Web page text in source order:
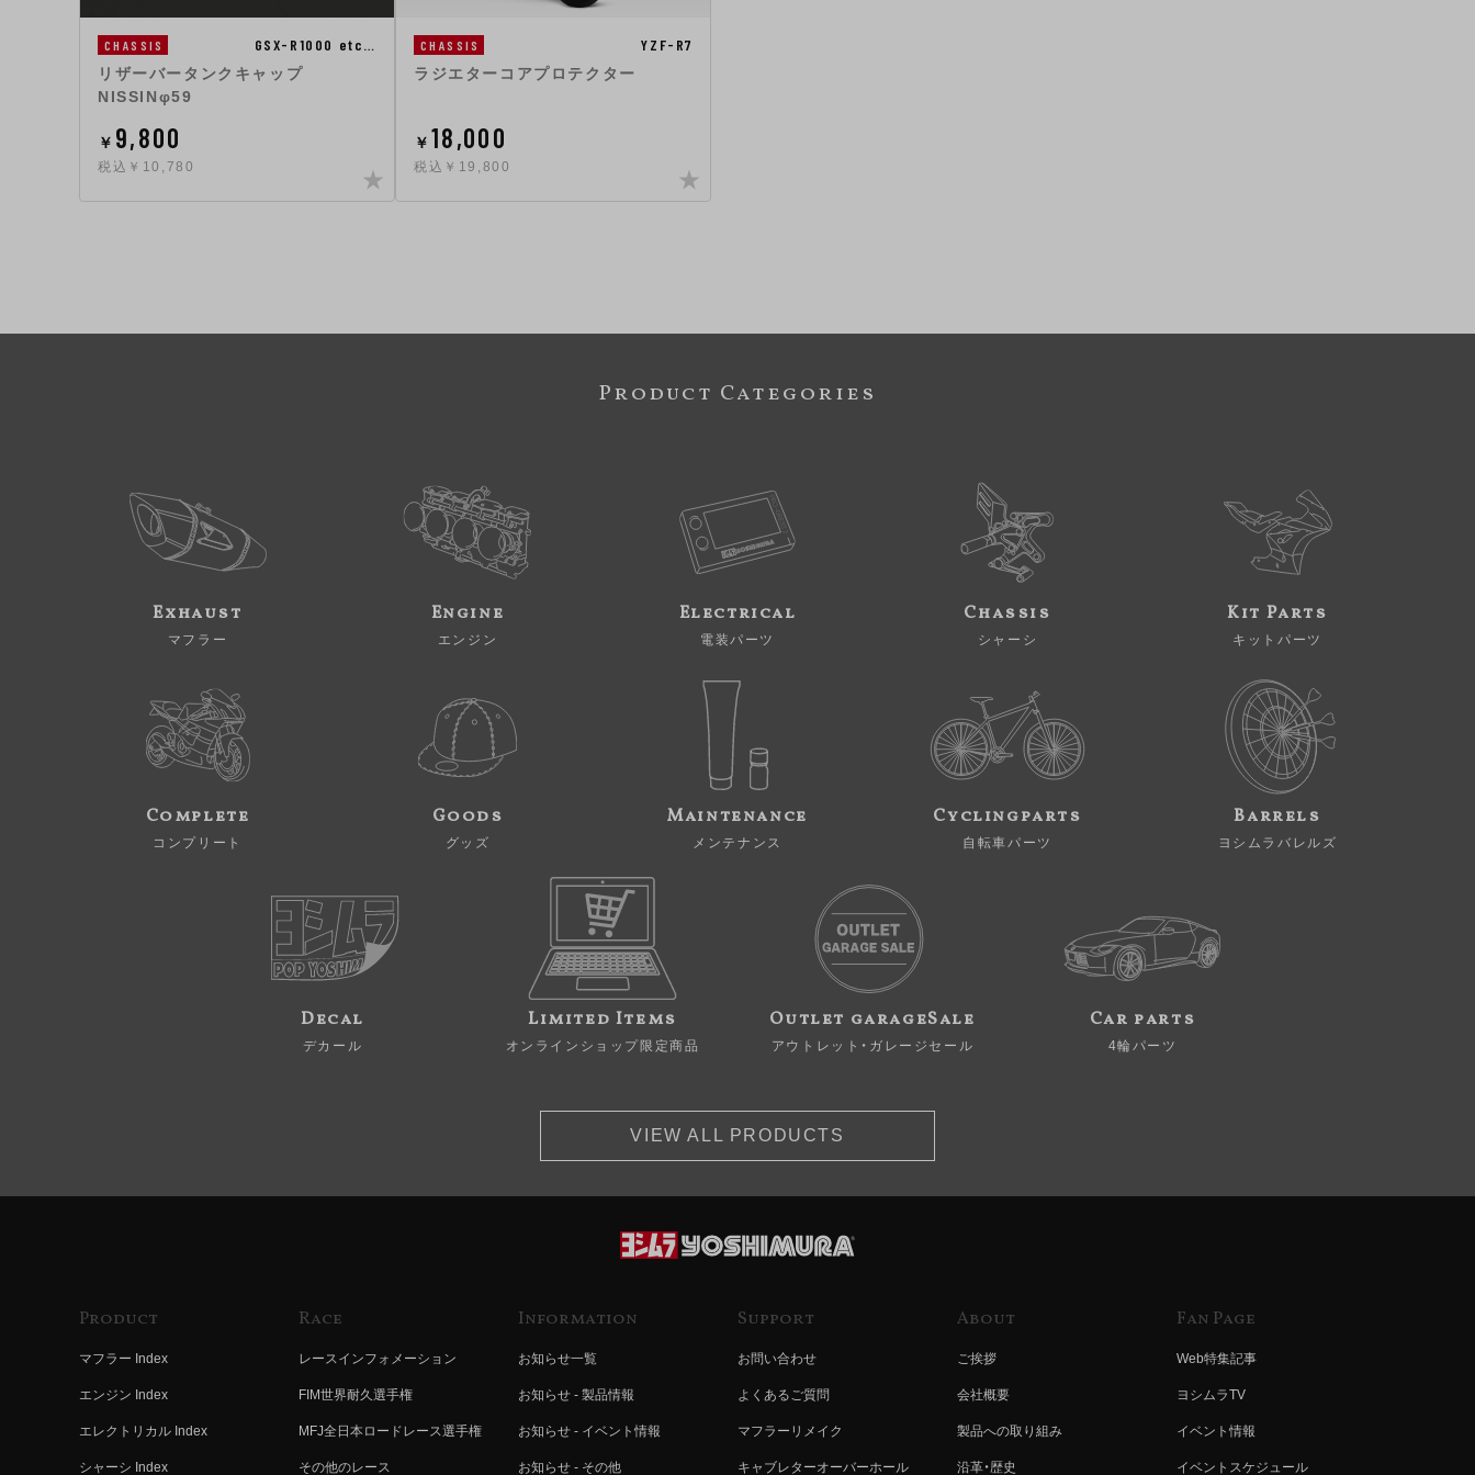
CHASSIS GSX-R1000 etc…
リザーバータンクキャップ
NISSINφ59
￥ 9,800
税込￥10,780
CHASSIS YZF-R7
ラジエターコアプロテクター
￥ 18,000
税込￥19,800
Product Categories
Exhaust
マフラー
Engine
エンジン
Electrical
電装パーツ
Chassis
シャーシ
Kit Parts
キットパーツ
Complete
コンプリート
Goods
グッズ
Maintenance
メンテナンス
Cyclingparts
自転車パーツ
Barrels
ヨシムラバレルズ
Decal
デカール
Limited Items
オンラインショップ限定商品
Outlet garageSale
アウトレット・ガレージセール
Car parts
4輪パーツ
VIEW ALL PRODUCTS
Product
マフラー Index
エンジン Index
エレクトリカル Index
シャーシ Index
Race
レースインフォメーション
FIM世界耐久選手権
MFJ全日本ロードレース選手権
その他のレース
Information
お知らせ一覧
お知らせ - 製品情報
お知らせ - イベント情報
お知らせ - その他
Support
お問い合わせ
よくあるご質問
マフラーリメイク
キャブレターオーバーホール
About
ご挨拶
会社概要
製品への取り組み
沿革・歴史
Fan Page
Web特集記事
ヨシムラTV
イベント情報
イベントスケジュール